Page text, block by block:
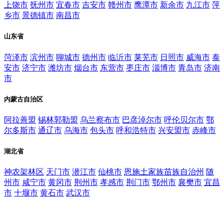
上饶市 抚州市 宜春市 吉安市 赣州市 鹰潭市 新余市 九江市 萍
乡市 景德镇市 南昌市
山东省
菏泽市 滨州市 聊城市 德州市 临沂市 莱芜市 日照市 威海市 泰
安市 济宁市 潍坊市 烟台市 东营市 枣庄市 淄博市 青岛市 济南
市
内蒙古自治区
阿拉善盟 锡林郭勒盟 乌兰察布市 巴彦淖尔市 呼伦贝尔市 鄂
尔多斯市 通辽市 乌海市 包头市 呼和浩特市 兴安盟市 赤峰市
湖北省
神农架林区 天门市 潜江市 仙桃市 恩施土家族苗族自治州 随
州市 咸宁市 黄冈市 荆州市 孝感市 荆门市 鄂州市 襄樊市 宜昌
市 十堰市 黄石市 武汉市